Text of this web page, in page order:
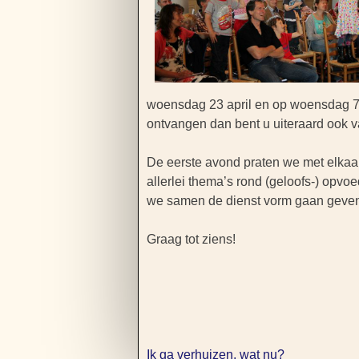
woensdag 23 april en op woensdag
ontvangen dan bent u uiteraard ook
De eerste avond praten we met
allerlei thema’s rond (geloofs-)
we samen de dienst vorm gaan
Graag tot ziens!
Ik ga verhuizen, wat nu?